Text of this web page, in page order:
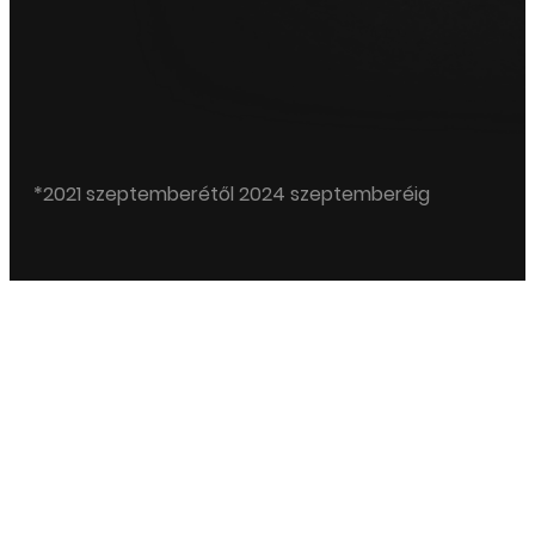
*2021 szeptemberétől 2024 szeptemberéig